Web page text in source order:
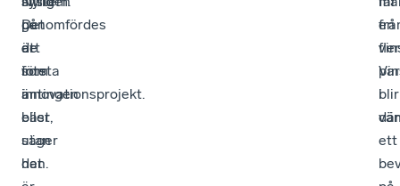
på
de
som
är
bäst,
säger
han.
genomfördes
ett
första
innovationsprojekt.
Det
är
inte
antingen
eller
utan
det
en
blir
ett
i